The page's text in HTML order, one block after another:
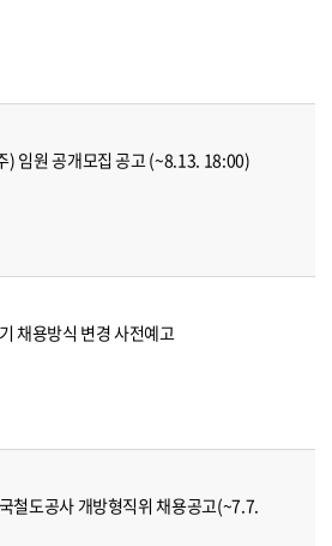
) 임원 공개모집 공고 (~8.13. 18:00)
채용방식 변경 사전예고
철도공사 개방형직위 채용공고(~7.7.